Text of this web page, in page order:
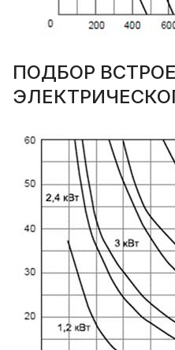
ПОДБОР